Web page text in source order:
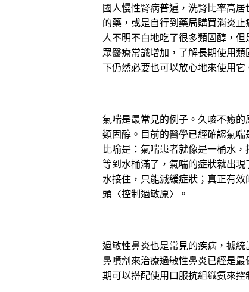
國人慢性腎病普遍，洗腎比率高
的藥，或是自行到藥局購買消炎
人不明不白地吃了很多類固醇，
眾醫療常識增加，了解長期使用
下仍然必要也可以放心地來使用它
氣喘是最常見的例子。久咳不癒
類固醇。目前的醫學已經確認氣
比喻是：氣喘患者就像是一桶水
等到水桶滿了，氣喘的症狀就出
水接住，只能減緩症狀；真正有
頭〈控制過敏原〉。
過敏性鼻炎也是常見的疾病，據
鼻噴劑來治療過敏性鼻炎已經是
期可以搭配使用口服抗組織氨來